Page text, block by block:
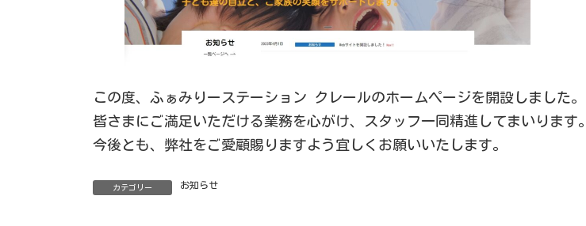
この度、ふぁみりーステーション クレールのホームページを開設しました。
皆さまにご満足いただける業務を心がけ、スタッフ一同精進してまいります。
今後とも、弊社をご愛顧賜りますよう宜しくお願いいたします。
カテゴリー お知らせ